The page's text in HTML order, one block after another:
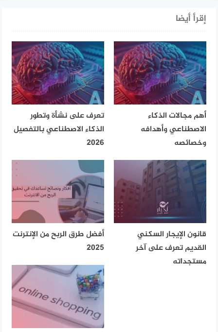
إقرأ أيضا
أهم مجالات الذكاء
الاصطناعي وأهدافه
وخصائصه
تعرف على نشأة وتطور
الذكاء الاصطناعي بالتفصيل
2026
قانون الإيجار السكني
القديم تعرف على آخر
مستجداته
أفضل طرق الربح من الإنترنت
2025